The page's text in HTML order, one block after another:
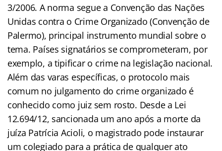
3/2006. A norma segue a Convenção das Nações
Unidas contra o Crime Organizado (Convenção de
Palermo), principal instrumento mundial sobre o
tema. Países signatários se comprometeram, por
exemplo, a tipificar o crime na legislação nacional.
Além das varas específicas, o protocolo mais
comum no julgamento do crime organizado é
conhecido como juiz sem rosto. Desde a Lei
12.694/12, sancionada um ano após a morte da
juíza Patrícia Acioli, o magistrado pode instaurar
um colegiado para a prática de qualquer ato